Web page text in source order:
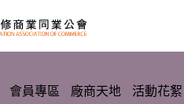
會員專區 廠商天地 活動花絮